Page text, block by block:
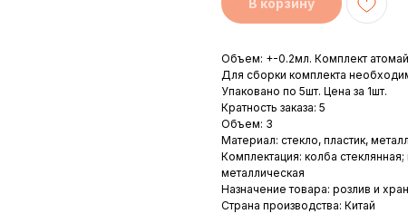
В корзину
Объем: +-0.2мл. Комплект
Для сборки комплекта
Упаковано по 5шт. Цена за 1шт.
Кратность заказа: 5
Объем: 3
Материал: стекло, пластик, металл
Комплектация: колба
металлическая
Назначение товара: розлив и
Страна производства: Китай